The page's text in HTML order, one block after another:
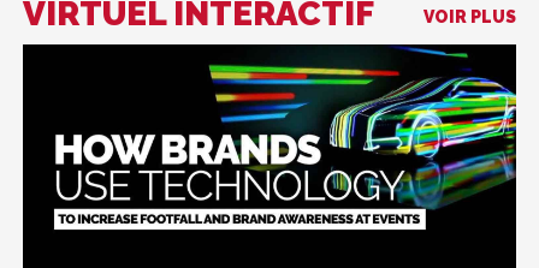
VIRTUEL INTERACTIF
VOIR PLUS